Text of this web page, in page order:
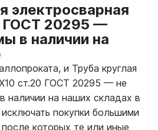
электросварная
ГОСТ 20295 —
в наличии на
и Труба круглая
ст.20 ГОСТ 20295 — не
наличии на наших складах в
покупки большими
которых те или иные